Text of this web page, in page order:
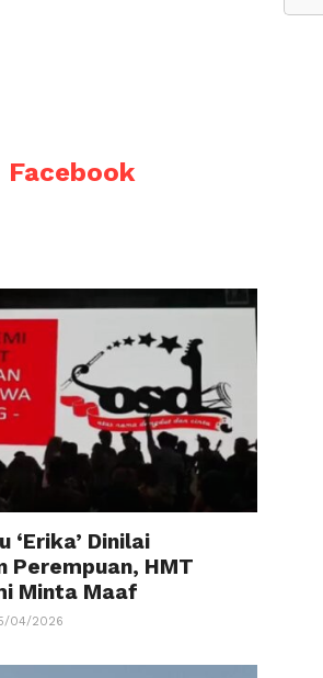
Facebook
‘Erika’ Dinilai
Perempuan, HMT
Minta Maaf
04/2026